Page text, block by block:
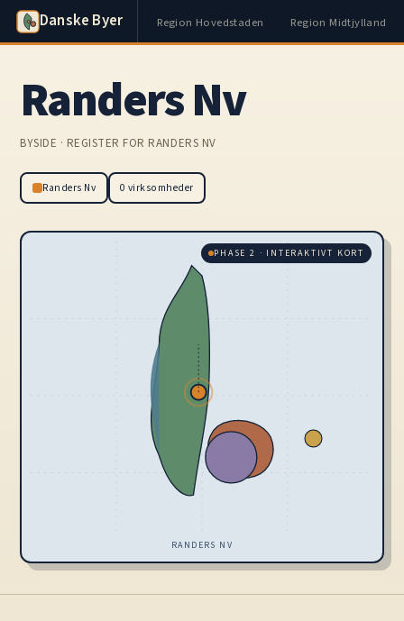
Danske Byer Region Hovedstaden Region Midtjylland
Randers Nv
BYSIDE · REGISTER FOR RANDERS NV
Randers Nv 0 virksomheder
PHASE 2 · INTERAKTIVT KORT
RANDERS NV